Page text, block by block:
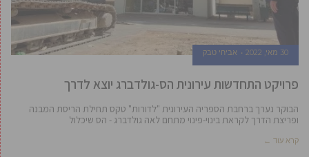
30 מאי, 2022 אביחי טבק
פרויקט התחדשות עירונית הס-גולדברג יוצא לדרך
הבוקר נערך ברחבת הספריה העירונית "לדורות" טקס תחילת הריסת המבנה
ופריצת הדרך לקראת בינוי-פינוי מתחם לאה גולדברג - הס שיכלול
קרא עוד ←